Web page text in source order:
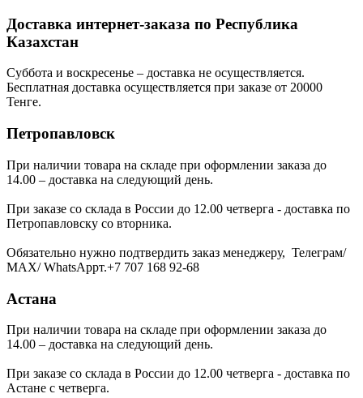
Доставка интернет-заказа по Республика
Казахстан
Суббота и воскресенье – доставка не осуществляется.
Бесплатная доставка осуществляется при заказе от 20000
Тенге.
Петропавловск
При наличии товара на складе при оформлении заказа до
14.00 – доставка на следующий день.
При заказе со склада в России до 12.00 четверга - доставка по
Петропавловску со вторника.
Обязательно нужно подтвердить заказ менеджеру, Телеграм/
МАХ/ WhatsAppт.+7 707 168 92-68
Астана
При наличии товара на складе при оформлении заказа до
14.00 – доставка на следующий день.
При заказе со склада в России до 12.00 четверга - доставка по
Астане с четверга.